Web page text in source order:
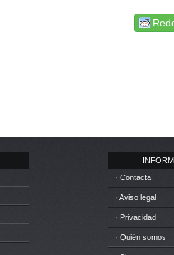
· Contacta
· Aviso legal
· Privacidad
· Quién somos